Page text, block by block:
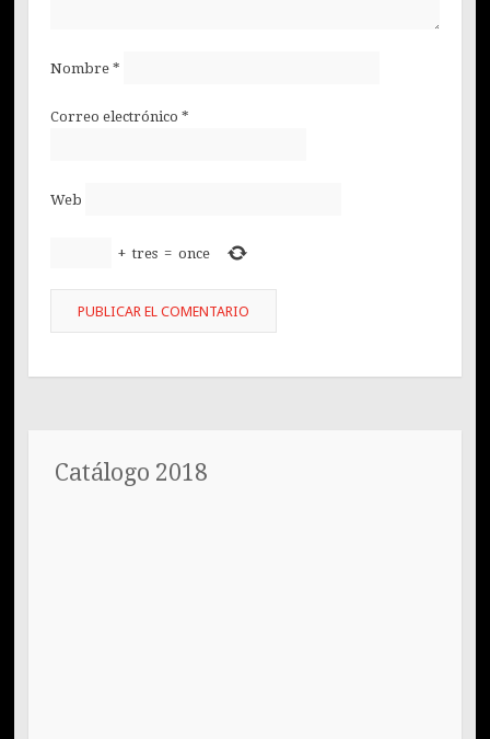
Nombre *
Correo electrónico *
Web
+ tres = once
Catálogo 2018